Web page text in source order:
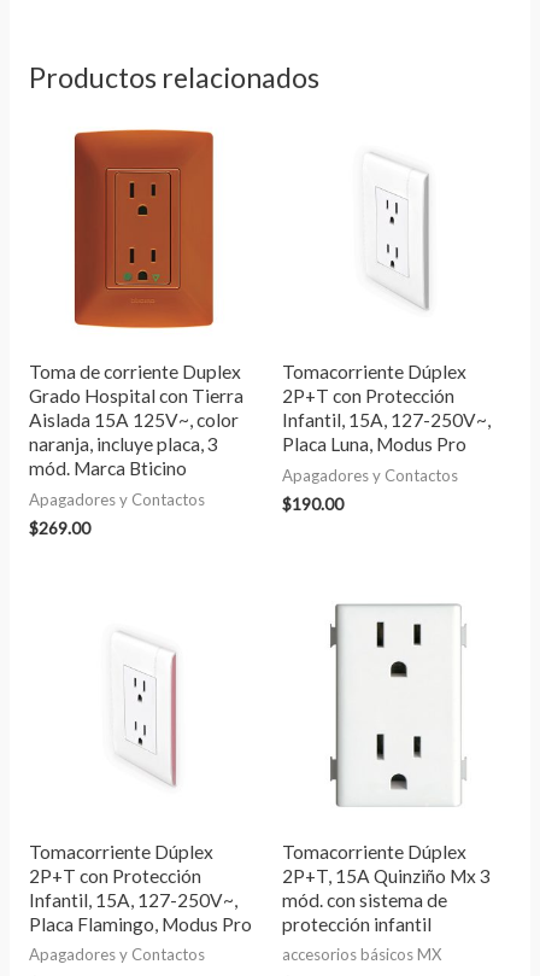
Productos relacionados
Toma de corriente Duplex
Grado Hospital con Tierra
Aislada 15A 125V~, color
naranja, incluye placa, 3
mód. Marca Bticino
Apagadores y Contactos
$269.00
Tomacorriente Dúplex
2P+T con Protección
Infantil, 15A, 127-250V~,
Placa Luna, Modus Pro
Apagadores y Contactos
$190.00
Tomacorriente Dúplex
2P+T con Protección
Infantil, 15A, 127-250V~,
Placa Flamingo, Modus Pro
Apagadores y Contactos
Tomacorriente Dúplex
2P+T, 15A Quinziño Mx 3
mód. con sistema de
protección infantil
accesorios básicos MX